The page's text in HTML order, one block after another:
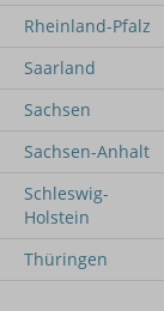
Rheinland-Pfalz
Saarland
Sachsen
Sachsen-Anhalt
Schleswig-
Holstein
Thüringen